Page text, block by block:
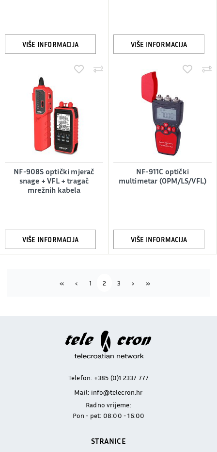
VIŠE INFORMACIJA VIŠE INFORMACIJA
NF-908S optički mjerač
snage + VFL + tragač
mrežnih kabela
VIŠE INFORMACIJA
NF-911C optički
multimetar (OPM/LS/VFL)
VIŠE INFORMACIJA
«First‹Previous
1 2 3 ›Next»Last
Telefon: +385 (0)1 2337 777
Mail: info@telecron.hr
Radno vrijeme:
Pon - pet: 08:00 - 16:00
STRANICE